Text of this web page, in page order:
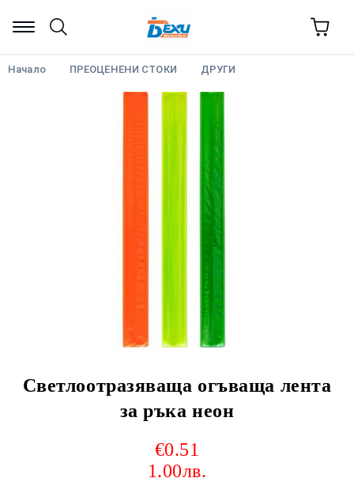
Начало ПРЕОЦЕНЕНИ СТОКИ ДРУГИ
Светлоотразяваща огъваща лента
за ръка неон
€0.51
1.00лв.